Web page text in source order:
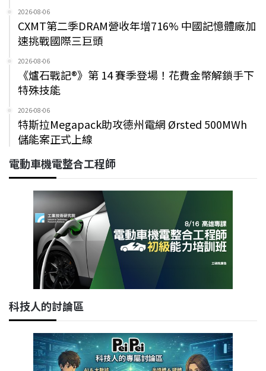
2026-08-06
CXMT第二季DRAM營收年增716% 中國記憶體廠加
速挑戰國際三巨頭
2026-08-06
《爐石戰記®》第 14 賽季登場！花費金幣解鎖手下
特殊技能
2026-08-06
特斯拉Megapack助攻德州電網 Ørsted 500MWh
儲能案正式上線
電動車機電整合工程師
科技人的討論區